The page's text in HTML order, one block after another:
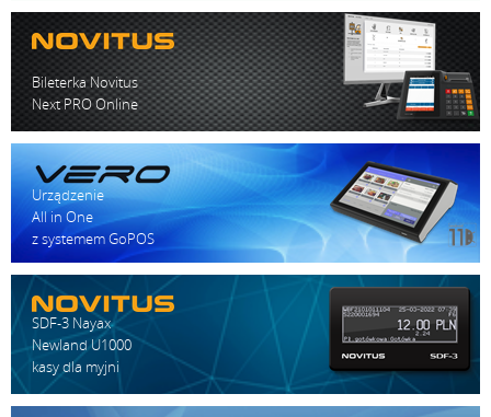
Bileterka Novitus
Next PRO Online
Urządzenie
All in One
z systemem GoPOS
SDF-3 Nayax
Newland U1000
kasy dla myjni